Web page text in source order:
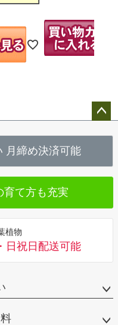
へ
月締め決済可能
育て方も充実
植物
日祝日配送可能